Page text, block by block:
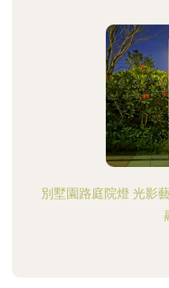
別墅園路庭院燈 光影